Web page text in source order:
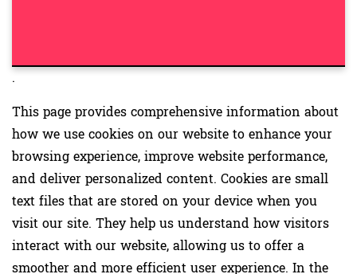
.
This page provides comprehensive information about
how we use cookies on our website to enhance your
browsing experience, improve website performance,
and deliver personalized content. Cookies are small
text files that are stored on your device when you
visit our site. They help us understand how visitors
interact with our website, allowing us to offer a
smoother and more efficient user experience. In the